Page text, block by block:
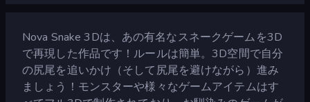
Nova Snake 3Dは、あの有名なスネークゲームを3D
で再現した作品です！ルールは簡単。3D空間で自分
の尻尾を追いかけ（そして尻尾を避けながら）進み
ましょう！モンスターや様々なゲームアイテムはす